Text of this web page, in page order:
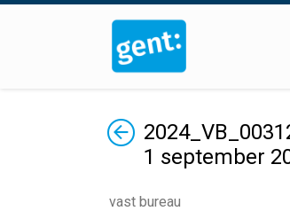
Terug
1 september
vast bureau